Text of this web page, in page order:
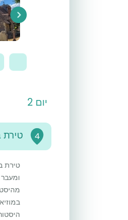
Next
יום 2
4
טירת